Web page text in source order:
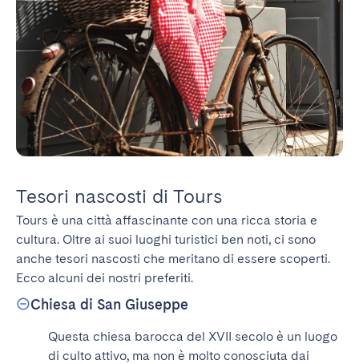
Tesori nascosti di Tours
Tours è una città affascinante con una ricca storia e
cultura. Oltre ai suoi luoghi turistici ben noti, ci sono
anche tesori nascosti che meritano di essere scoperti.
Ecco alcuni dei nostri preferiti.
Chiesa di San Giuseppe
Questa chiesa barocca del XVII secolo è un luogo
di culto attivo, ma non è molto conosciuta dai